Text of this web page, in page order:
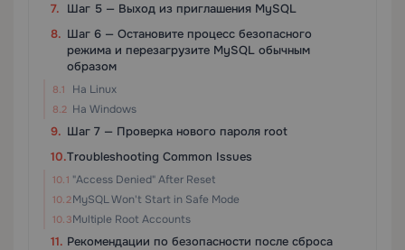
Шаг 5 — Выход из приглашения MySQL
Шаг 6 — Остановите процесс безопасного
режима и перезагрузите MySQL обычным
образом
На Linux
На Windows
Шаг 7 — Проверка нового пароля root
Troubleshooting Common Issues
"Access Denied" After Reset
MySQL Won't Start in Safe Mode
Multiple Root Accounts
Рекомендации по безопасности после сброса